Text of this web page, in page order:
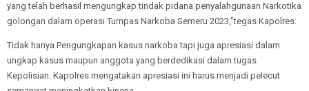
yang telah berhasil mengungkap tindak pidana penyalahgunaan Narkotika
golongan dalam operasi Tumpas Narkoba Semeru 2023,"tegas Kapolres.
Tidak hanya Pengungkapan kasus narkoba tapi juga apresiasi dalam
ungkap kasus maupun anggota yang berdedikasi dalam tugas
Kepolisian. Kapolres mengatakan apresiasi ini harus menjadi pelecut